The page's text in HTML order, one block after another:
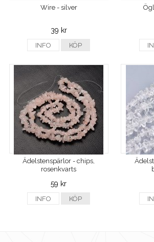
Wire - silver
39 kr
INFO KÖP
Ädelstenspärlor - chips,
rosenkvarts
59 kr
INFO KÖP